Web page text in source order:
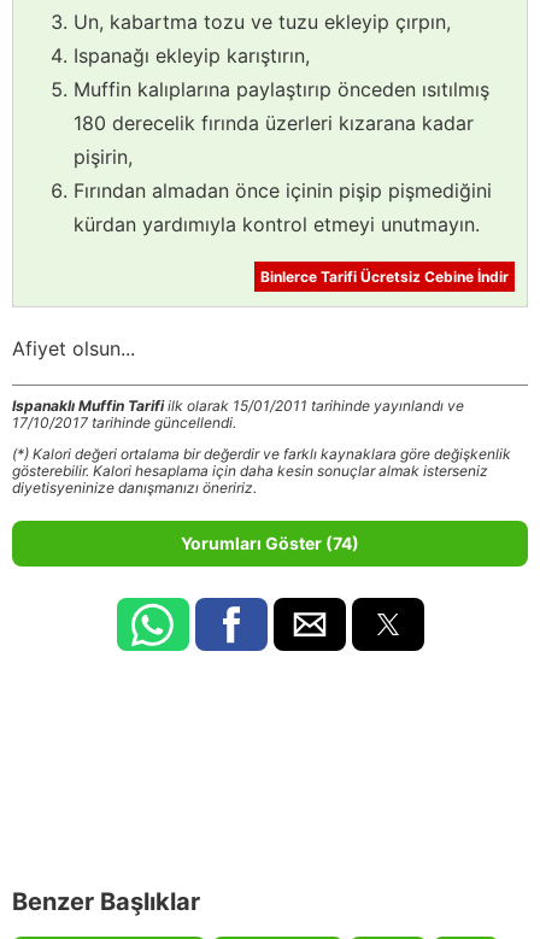
Un, kabartma tozu ve tuzu ekleyip çırpın,
Ispanağı ekleyip karıştırın,
Muffin kalıplarına paylaştırıp önceden ısıtılmış
180 derecelik fırında üzerleri kızarana kadar
pişirin,
Fırından almadan önce içinin pişip pişmediğini
kürdan yardımıyla kontrol etmeyi unutmayın.
Binlerce Tarifi Ücretsiz Cebine İndir
Afiyet olsun...
Ispanaklı Muffin Tarifiilk olarak 15/01/2011 tarihinde yayınlandı ve
17/10/2017 tarihinde güncellendi.
(*) Kalori değeri ortalama bir değerdir ve farklı kaynaklara göre değişkenlik
gösterebilir. Kalori hesaplama için daha kesin sonuçlar almak isterseniz
diyetisyeninize danışmanızı öneririz.
Yorumları Göster (74)
Benzer Başlıklar